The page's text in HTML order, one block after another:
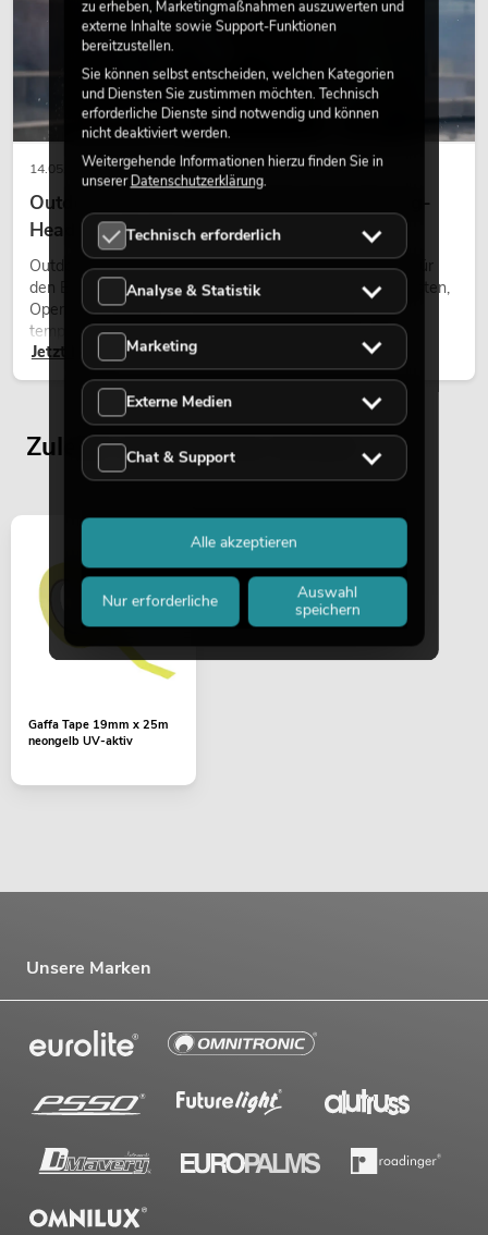
14.05.2026
Outdoor Moving-Heads: Wetterfeste Moving-
Heads bei Events
Outdoor Moving-Heads sind bewegliche Scheinwerfer für
den Einsatz im Freien. Sie werden bei Festivals, Stadtfesten,
Open-Air-Konzerten, Architekturinszenierungen und
temporären Außeninstallationen eingesetzt.
Jetzt lesen
Zuletzt angesehene Artikel
Gaffa Tape 19mm x 25m
neongelb UV-aktiv
Unsere Marken
zu erheben, Marketingmaßnahmen auszuwerten und
externe Inhalte sowie Support-Funktionen
bereitzustellen.
Sie können selbst entscheiden, welchen Kategorien
und Diensten Sie zustimmen möchten. Technisch
erforderliche Dienste sind notwendig und können
nicht deaktiviert werden.
Weitergehende Informationen hierzu finden Sie in
unsererDatenschutzerklärung.
Technisch erforderlich
Analyse & Statistik
Marketing
Externe Medien
Chat & Support
Nur erforderliche
Auswahl
speichern
Alle akzeptieren